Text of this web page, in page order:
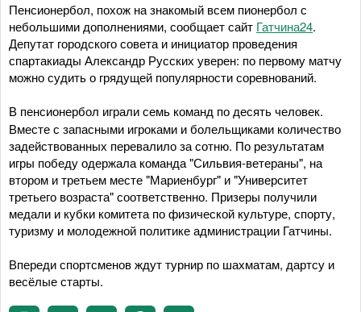
Пенсионербол, похож на знакомый всем пионербол с
небольшими дополнениями, сообщает сайт Гатчина24.
Депутат городского совета и инициатор проведения
спартакиады Александр Русских уверен: по первому матчу
можно судить о грядущей популярности соревнований.
В пенсионербол играли семь команд по десять человек.
Вместе с запасными игроками и болельщиками количество
задействованных перевалило за сотню. По результатам
игры победу одержала команда "Сильвия-ветераны", на
втором и третьем месте "Мариенбург" и "Университет
третьего возраста" соответственно. Призеры получили
медали и кубки комитета по физической культуре, спорту,
туризму и молодежной политике администрации Гатчины.
Впереди спортсменов ждут турнир по шахматам, дартсу и
весёлые старты.